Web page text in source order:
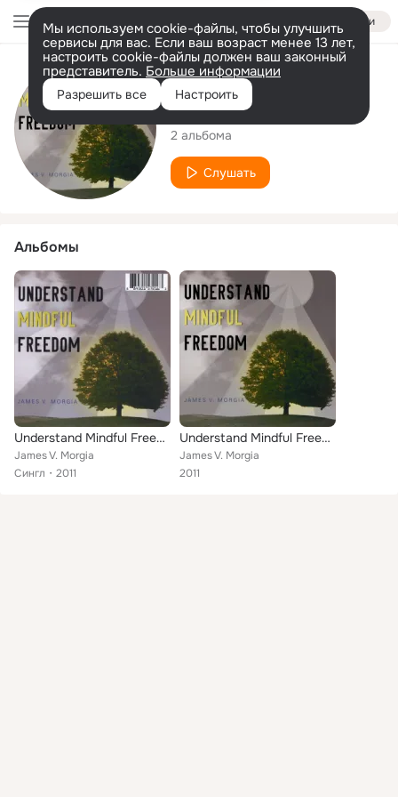
Войти
Мы используем cookie-файлы, чтобы улучшить
сервисы для вас. Если ваш возраст менее 13 лет,
настроить cookie-файлы должен ваш законный
представитель. Больше информации
Разрешить все Настроить
Исполнитель
James V. Morgia
2 альбома
Слушать
Альбомы
Understand Mindful Freedom
James V. Morgia
Сингл
2011
Understand Mindful Freedom
James V. Morgia
2011